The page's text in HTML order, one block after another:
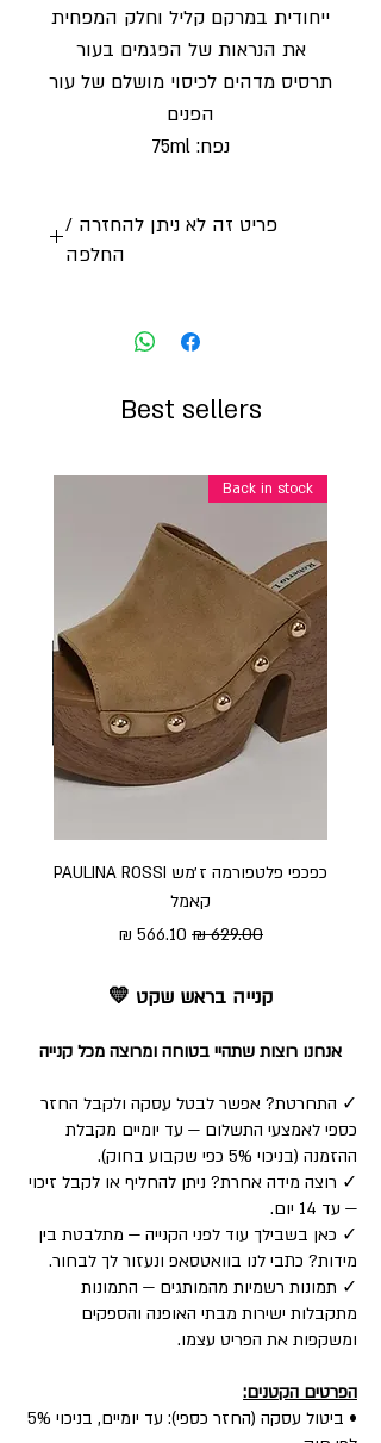
ייחודית במרקם קליל וחלק המפחית
את הנראות של הפגמים בעור
תרסיס מדהים לכיסוי מושלם של עור
הפנים
נפח: 75ml
פריט זה לא ניתן להחזרה /
החלפה
Best sellers
Back in stock
כפכפי פלטפורמה ז׳מש PAULINA ROSSI
קאמל
מחיר רגיל מחיר מבצע
קנייה בראש שקט 💛
אנחנו רוצות שתהיי בטוחה ומרוצה מכל קנייה
✓ התחרטת? אפשר לבטל עסקה ולקבל החזר
כספי לאמצעי התשלום — עד יומיים מקבלת
ההזמנה (בניכוי 5% כפי שקבוע בחוק).
✓ רוצה מידה אחרת? ניתן להחליף או לקבל זיכוי
— עד 14 יום.
✓ כאן בשבילך עוד לפני הקנייה — מתלבטת בין
מידות? כתבי לנו בוואטסאפ ונעזור לך לבחור.
✓ תמונות רשמיות מהמותגים — התמונות
מתקבלות ישירות מבתי האופנה והספקים
ומשקפות את הפריט עצמו.
הפרטים הקטנים:
• ביטול עסקה (החזר כספי): עד יומיים, בניכוי 5%